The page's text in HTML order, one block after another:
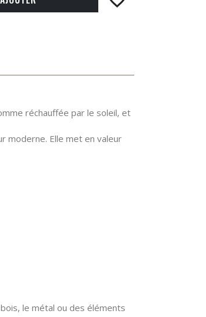
réchauffée par le soleil, et
moderne. Elle met en valeur
le métal ou des éléments